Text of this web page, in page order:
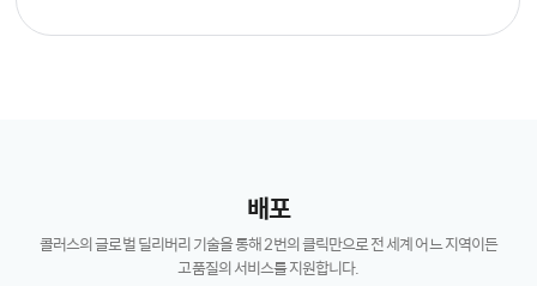
배포
콜러스의 글로벌 딜리버리 기술을 통해 2번의 클릭만으로 전 세계 어느 지역이든
고품질의 서비스를 지원합니다.